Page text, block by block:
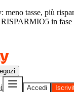
meno tasse, più
RISPARMIO5 in
Accedi